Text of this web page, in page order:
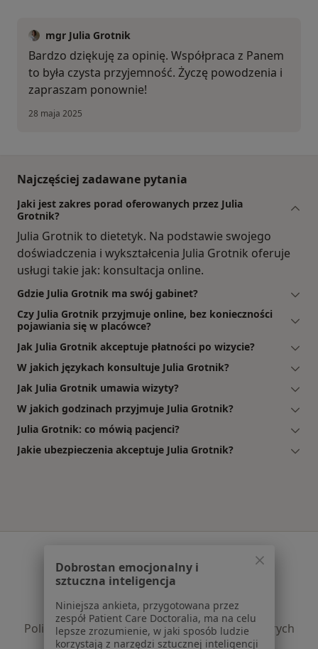
mgr Julia Grotnik
Bardzo dziękuję za opinię. Współpraca z Panem
to była czysta przyjemność. Życzę powodzenia i
zapraszam ponownie!
28 maja 2025
Najczęściej zadawane pytania
Jaki jest zakres porad oferowanych przez Julia
Grotnik?
Julia Grotnik to dietetyk. Na podstawie swojego
doświadczenia i wykształcenia Julia Grotnik oferuje
usługi takie jak: konsultacja online.
Gdzie Julia Grotnik ma swój gabinet?
Czy Julia Grotnik przyjmuje online, bez konieczności
pojawiania się w placówce?
Jak Julia Grotnik akceptuje płatności po wizycie?
W jakich językach konsultuje Julia Grotnik?
Jak Julia Grotnik umawia wizyty?
W jakich godzinach przyjmuje Julia Grotnik?
Julia Grotnik: co mówią pacjenci?
Jakie ubezpieczenia akceptuje Julia Grotnik?
Regulamin
Polityka prywatności profesjonalistów
Polityka prywatności dla profesjonalistów, których
dane pozyskaliśmy samodzielnie
Dobrostan emocjonalny i
sztuczna inteligencja
Niniejsza ankieta, przygotowana przez
zespół Patient Care Doctoralia, ma na celu
lepsze zrozumienie, w jaki sposób ludzie
korzystają z narzędzi sztucznej inteligencji